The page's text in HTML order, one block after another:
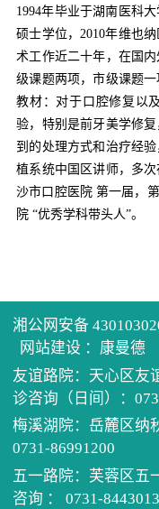
1994年毕业于湖南医科
硕士学位，2010年维也
术工作近二十年，在国
级课题两项，市级课题
教材：对于口腔修复以
验，特别是前牙美学修
到的处理方式和治疗经
植系统中国区讲师，多
沙市口腔医院 第一届，
院 “优秀学科带头人”。
湘公网安备
网站建设 ： 康曼德
友谊路院：天心区友
诊咨询（日间）：
梅溪湖院：岳麓区纳
0731-86991200
五一路院：芙蓉区五
咨询 ： 0731-